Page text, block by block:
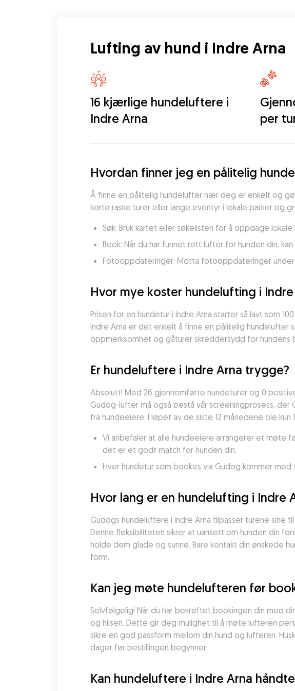
Lufting av hund i Indre Arna
16 kjærlige hundeluftere i
Indre Arna
per
Hvordan finner jeg en pålitelig
Å finne en pålitelig hundelufter nær deg er enkelt og
korte raske turer eller lange eventyr i lokale parker og
Søk: Bruk kartet eller søkelisten for å oppdage
Book: Når du har funnet rett lufter for hunden din,
Fotooppdateringer: Motta fotooppdateringer under
Hvor mye koster hundelufting i Indre
Prisen for en hundetur i Indre Arna starter så lavt som
Indre Arna er det enkelt å finne en pålitelig
oppmerksomhet og gåturer skreddersydd for hundens
Er hundeluftere i Indre Arna trygge?
Absolutt! Med 26 gjennomførte hundeturer og 0
Gudog-lufter må også bestå vår screeningprosess,
fra hundeeiere. I løpet av de siste 12 månedene ble
Vi anbefaler at alle hundeeiere arrangerer et møte
det er et godt match for hunden din.
Hver hundetur som bookes via Gudog kommer
Hvor lang er en hundelufting i Indre
Gudogs hundeluftere i Indre Arna tilpasser turene sine
Denne fleksibiliteten sikrer at uansett om hunden din
holde dem glade og sunne. Bare kontakt din ønskede
form.
Kan jeg møte hundelufteren før
Selvfølgelig! Når du har bekreftet bookingen din med
og hilsen. Dette gir deg mulighet til å møte lufteren
sikre en god passform mellom din hund og lufteren.
dager før bestillingen begynner.
Kan hundeluftere i Indre Arna